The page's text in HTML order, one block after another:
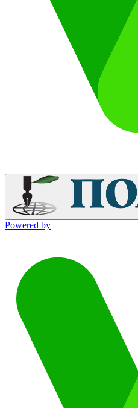
Powered by